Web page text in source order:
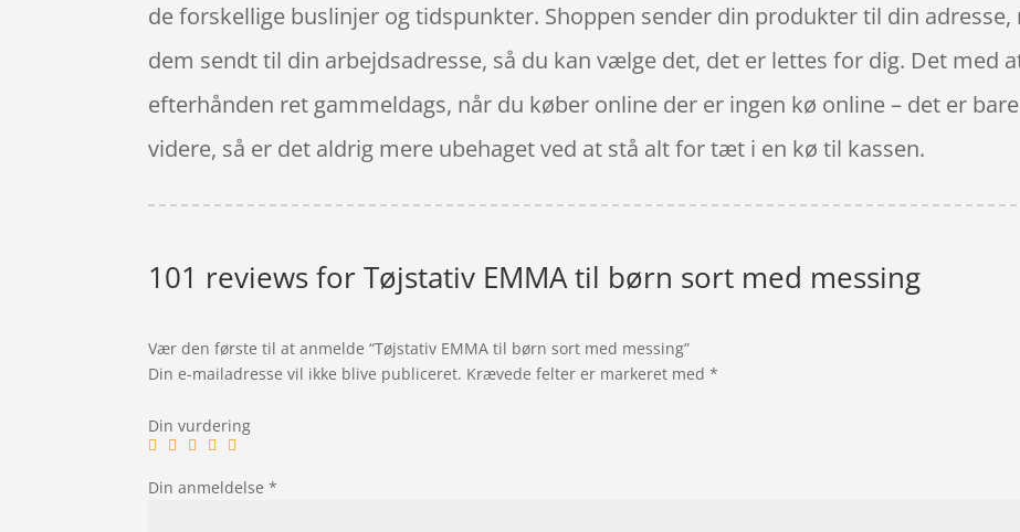
de forskellige buslinjer og tidspunkter. Shoppen sender din produkter til din
dem sendt til din arbejdsadresse, så du kan vælge det, det er lettes for dig. Det med
efterhånden ret gammeldags, når du køber online der er ingen kø online – det er
videre, så er det aldrig mere ubehaget ved at stå alt for tæt i en kø til kassen.
101 reviews forTøjstativ EMMA til børn sort med messing
Vær den første til at anmelde “Tøjstativ EMMA til børn sort med messing”
Din e-mailadresse vil ikke blive publiceret. Krævede felter er markeret med*
Din vurdering
Din anmeldelse*